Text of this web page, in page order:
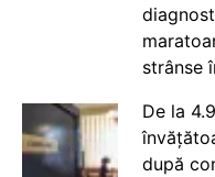
strânse
De la
după